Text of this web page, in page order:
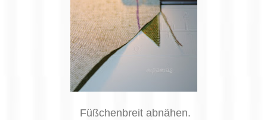
Füßchenbreit abnähen.